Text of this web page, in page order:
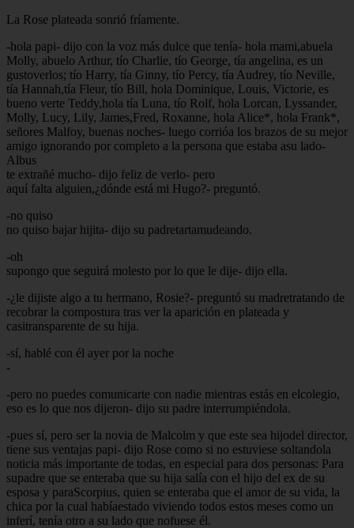
La Rose plateada sonrió fríamente.
-hola papi- dijo con la voz más dulce que tenía- hola mami,abuela
Molly, abuelo Arthur, tío Charlie, tío George, tía angelina, es un
gustoverlos; tío Harry, tía Ginny, tío Percy, tía Audrey, tío Neville,
tía Hannah,tía Fleur, tío Bill, hola Dominique, Louis, Victorie, es
bueno verte Teddy,hola tía Luna, tío Rolf, hola Lorcan, Lyssander,
Molly, Lucy, Lily, James,Fred, Roxanne, hola Alice*, hola Frank*,
señores Malfoy, buenas noches- luego corrióa los brazos de su mejor
amigo ignorando por completo a la persona que estaba asu lado-
Albus
te extrañé mucho- dijo feliz de verlo- pero
aquí falta alguien,¿dónde está mi Hugo?- preguntó.
-no quiso
no quiso bajar hijita- dijo su padretartamudeando.
-oh
supongo que seguirá molesto por lo que le dije- dijo ella.
-¿le dijiste algo a tu hermano, Rosie?- preguntó su madretratando de
recobrar la compostura tras ver la aparición en plateada y
casitransparente de su hija.
-sí, hablé con él ayer por la noche
-
-pero no puedes comunicarte con nadie mientras estás en elcolegio,
eso es lo que nos dijeron- dijo su padre interrumpiéndola.
-pues sí, pero ser la novia de Malcolm y que este sea hijodel director,
tiene sus ventajas papi- dijo Rose como si no estuviese soltandola
noticia más importante de todas, en especial para dos personas: Para
supadre que se enteraba que su hija salía con el hijo del ex de su
esposa y paraScorpius, quien se enteraba que el amor de su vida, la
chica por la cual habíaestado viviendo todos estos meses como un
inferí, tenía otro a su lado que nofuese él.